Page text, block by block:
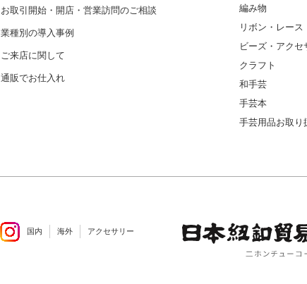
お取引開始・開店・営業訪問のご相談
業種別の導入事例
ご来店に関して
通販でお仕入れ
編み物
リボン・レース
ビーズ・アクセ
クラフト
和手芸
手芸本
手芸用品お取り
国内 海外 アクセサリー